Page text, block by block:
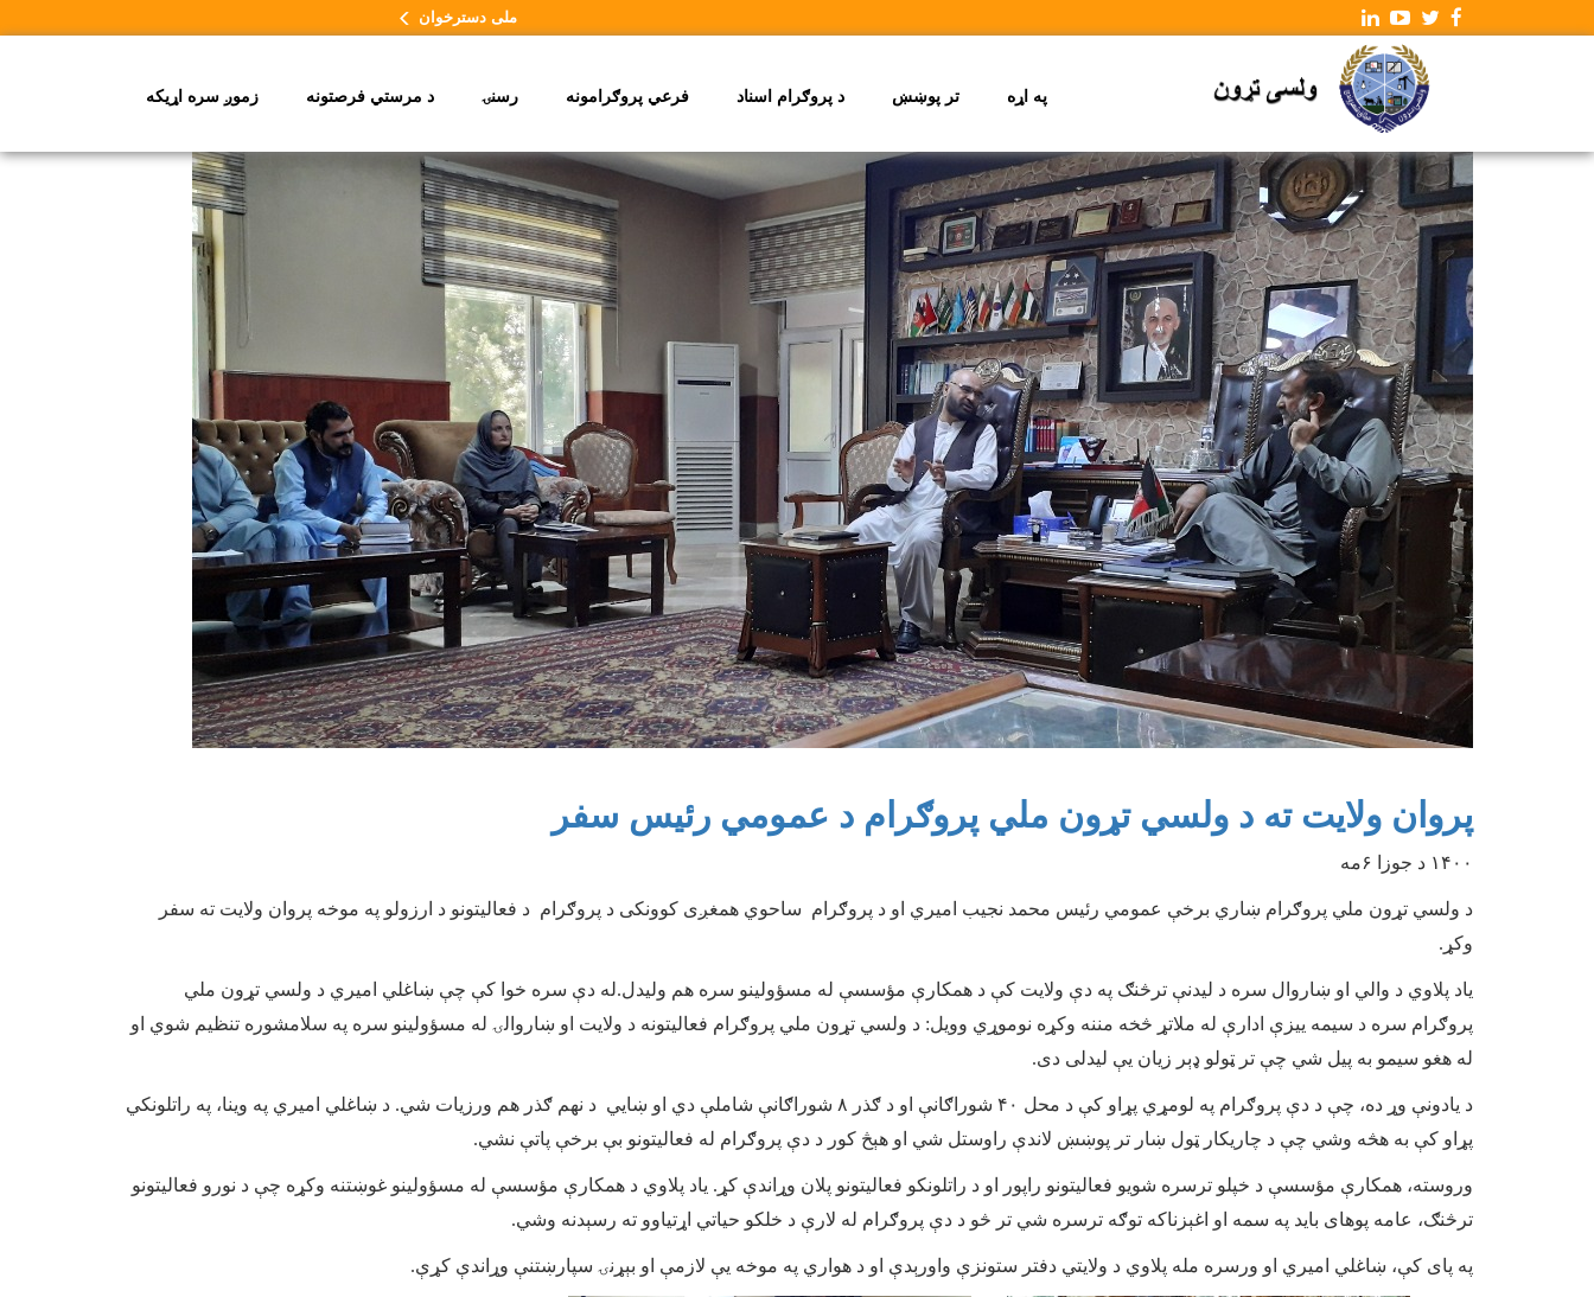
ملی دسترخوان
په اړه تر پوښښ د پروګرام اسناد فرعي پروګرامونه رسنۍ د مرستي فرصتونه زموږ سره اړیکه
پروان ولایت ته د ولسي تړون ملي پروګرام د عمومي رئیس سفر
۱۴۰۰ د جوزا ۶مه
د ولسي تړون ملي پروګرام ښاري برخې عمومي رئیس محمد نجیب امیري او د پروګرام ساحوي همغږی کوونکی د پروګرام د فعالیتونو د ارزولو په موخه پروان ولایت ته سفر
وکړ.
یاد پلاوي د والي او ښاروال سره د لیدنې ترڅنګ په دې ولایت کې د همکارې مؤسسې له مسؤولینو سره هم ولیدل.له دې سره خوا کې چې ښاغلي امیري د ولسي تړون ملي
پروګرام سره د سیمه ییزې ادارې له ملاتړ څخه مننه وکړه نوموړي وویل: د ولسي تړون ملي پروګرام فعالیتونه د ولایت او ښاروالۍ له مسؤولینو سره په سلامشوره تنظیم شوي او
له هغو سیمو به پیل شي چې تر ټولو ډېر زیان یې لیدلی دی.
د یادونې وړ ده، چې د دې پروګرام په لومړي پړاو کې د محل ۴۰ شوراګانې او د ګذر ۸ شوراګانې شاملې دي او ښایي د نهم ګذر هم ورزیات شي. د ښاغلي امیري په وینا، په راتلونکي
پړاو کې به هڅه وشي چې د چاریکار ټول ښار تر پوښښ لاندې راوستل شي او هېڅ کور د دې پروګرام له فعالیتونو بې برخې پاتې نشي.
وروسته، همکارې مؤسسې د خپلو ترسره شویو فعالیتونو راپور او د راتلونکو فعالیتونو پلان وړاندې کړ. یاد پلاوي د همکارې مؤسسې له مسؤولینو غوښتنه وکړه چې د نورو فعالیتونو
ترڅنګ، عامه پوهای باید په سمه او اغېزناکه توګه ترسره شي تر څو د دې پروګرام له لارې د خلکو حیاتي اړتیاوو ته رسېدنه وشي.
په پای کې، ښاغلي امیري او ورسره مله پلاوي د ولایتي دفتر ستونزې واورېدې او د هواري په موخه یې لازمې او بېړنۍ سپارښتنې وړاندې کړې.